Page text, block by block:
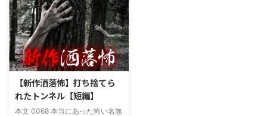
いる」だとか誰もおらんとこに挨
拶したりなどなんかわざとらしい
感じがあって当然ながら信じてな
かった。でもいいやつではあった
し頻繁に遊びに行ったりもして
た。 そしてゴールデンウィーク
れた。要約するとこの前霊が見え
た時に必死に念じたら除霊できた
っていう話だった。その時数人で
【新作洒落怖】打ち捨てら
れたトンネル【短編】
本文 0068 本当にあった怖い名無